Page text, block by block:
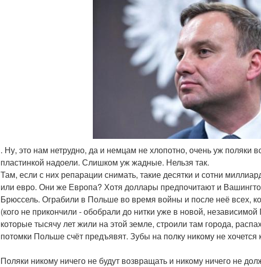
. Ну, это нам нетрудно, да и немцам не хлопотно, очень уж поляки
пластинкой надоели. Слишком уж жадные. Нельзя так.
Там, если с них репарации снимать, такие десятки и сотни
или евро. Они же Европа? Хотя доллары предпочитают и
Брюссель. Ограбили в Польше во время войны и после неё всех,
(кого не прикончили - обобрали до нитки уже в новой,
которые тысячу лет жили на этой земле, строили там города,
потомки Польше счёт предъявят. Зубы на полку никому не хочется
Поляки никому ничего не будут возвращать и никому ничего не